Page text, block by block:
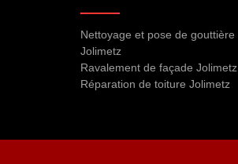
Nettoyage et pose de gouttière
Jolimetz
Ravalement de façade Jolimetz
Réparation de toiture Jolimetz